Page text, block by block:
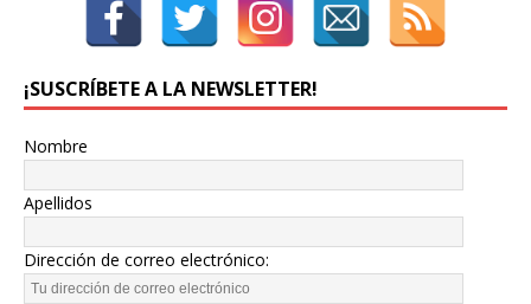
¡SUSCRÍBETE A LA NEWSLETTER!
Nombre
Apellidos
Dirección de correo electrónico: